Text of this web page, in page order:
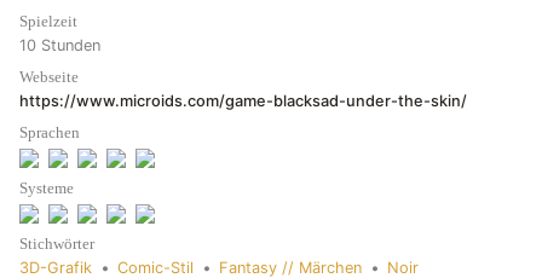
Spielzeit
10 Stunden
Webseite
https://www.microids.com/game-blacksad-under-the-skin/
Sprachen
Systeme
Stichwörter
3D-Grafik • Comic-Stil • Fantasy // Märchen • Noir